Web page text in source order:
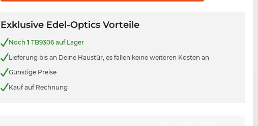
Exklusive Edel-Optics Vorteile
Noch1 TB9306 auf Lager
Lieferung bis an Deine Haustür, es fallen keine weiteren Kosten an
Günstige Preise
Kauf auf Rechnung